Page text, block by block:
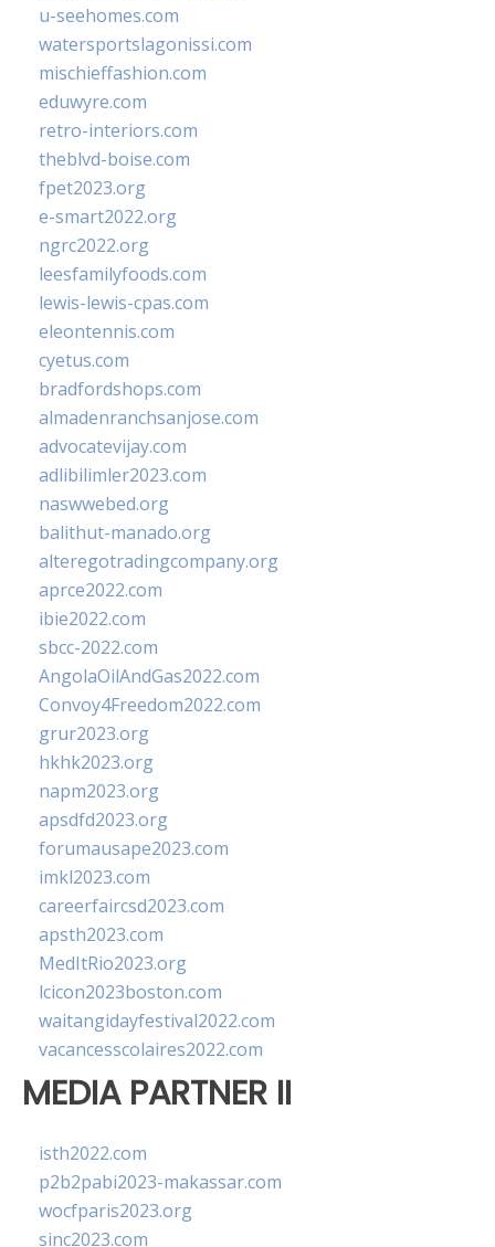
u-seehomes.com
watersportslagonissi.com
mischieffashion.com
eduwyre.com
retro-interiors.com
theblvd-boise.com
fpet2023.org
e-smart2022.org
ngrc2022.org
leesfamilyfoods.com
lewis-lewis-cpas.com
eleontennis.com
cyetus.com
bradfordshops.com
almadenranchsanjose.com
advocatevijay.com
adlibilimler2023.com
naswwebed.org
balithut-manado.org
alteregotradingcompany.org
aprce2022.com
ibie2022.com
sbcc-2022.com
AngolaOilAndGas2022.com
Convoy4Freedom2022.com
grur2023.org
hkhk2023.org
napm2023.org
apsdfd2023.org
forumausape2023.com
imkl2023.com
careerfaircsd2023.com
apsth2023.com
MedItRio2023.org
lcicon2023boston.com
waitangidayfestival2022.com
vacancesscolaires2022.com
MEDIA PARTNER II
isth2022.com
p2b2pabi2023-makassar.com
wocfparis2023.org
sinc2023.com